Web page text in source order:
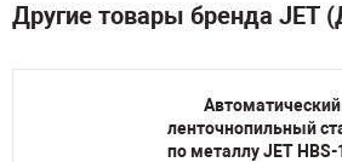
Другие товары бренда JET
Автоматический
ленточнопильный
по металлу JET HBS-